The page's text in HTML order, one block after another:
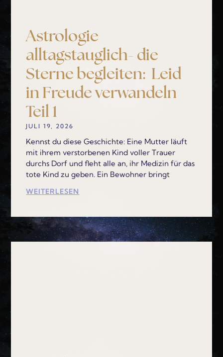
Astrologie
alltagstauglich- die
Sterne begleiten: Leid
in Freude verwandeln
Teil 1
JULI 19, 2026
Kennst du diese Geschichte: Eine Mutter läuft
mit ihrem verstorbenen Kind voller Trauer
durchs Dorf und fleht alle an, ihr Medizin für das
tote Kind zu geben. Ein Bewohner bringt
WEITERLESEN